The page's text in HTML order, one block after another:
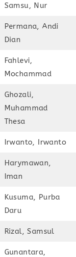
Samsu, Nur
Permana, Andi
Dian
Fahlevi,
Mochammad
Ghozali,
Muhammad
Thesa
Irwanto, Irwanto
Harymawan,
Iman
Kusuma, Purba
Daru
Rizal, Samsul
Gunantara,